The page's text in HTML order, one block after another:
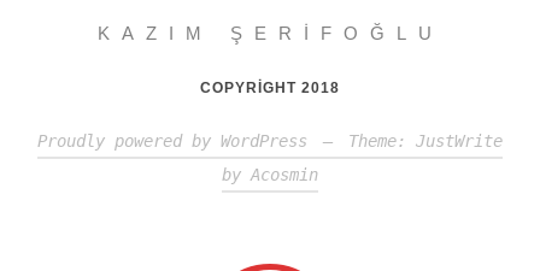
KAZIM ŞERIFOĞLU
COPYRIGHT 2018
Proudly powered by WordPress —
Theme: JustWrite
by Acosmin